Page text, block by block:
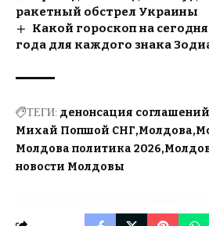
ракетный обстрел Украины
Какой гороскоп на сегодня
года для каждого знака
ТЕГИ: денонсация
Михай Попшой СНГ Молдова
Молдова политика 2026
новости Молдовы